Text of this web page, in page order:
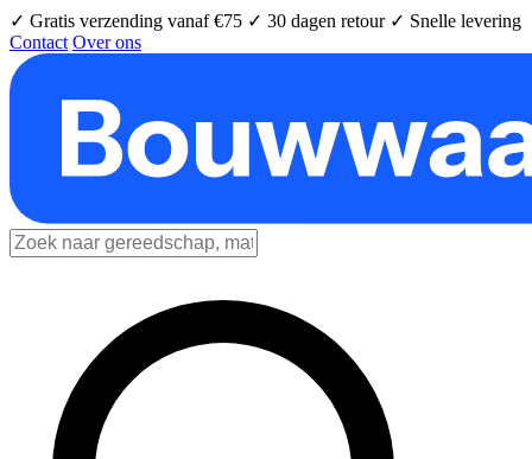
✓ Gratis verzending vanaf €75 ✓ 30 dagen retour ✓ Snelle levering
Contact Over ons